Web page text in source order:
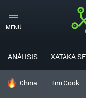
MENÚ
ANÁLISIS XATAKA
HOY SE HABLA DE
China Tim Cook